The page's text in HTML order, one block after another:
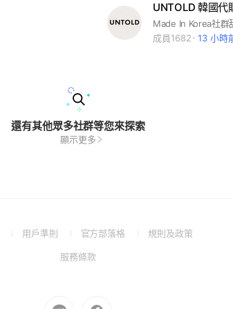
UNTOLD 韓國代
Made In Korea社群
成員1682
13 小時
還有其他眾多社群等您來探索
顯示更多
(Open用戶準則
(Open
a
官方部落格
(Open規則及政策(Open
服務條款(Open
Go Go